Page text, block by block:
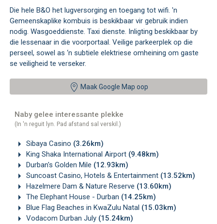
Die hele B&O het lugversorging en toegang tot wifi. 'n
Gemeenskaplike kombuis is beskikbaar vir gebruik indien
nodig. Wasgoeddienste. Taxi dienste. Inligting beskikbaar by
die lessenaar in die voorportaal. Veilige parkeerplek op die
perseel, sowel as ‘n subtiele elektriese omheining om gaste
se veiligheid te verseker.
Maak Google Map oop
Naby gelee interessante plekke
(In 'n reguit lyn. Pad afstand sal verskil.)
Sibaya Casino (3.26km)
King Shaka International Airport (9.48km)
Durban's Golden Mile (12.93km)
Suncoast Casino, Hotels & Entertainment (13.52km)
Hazelmere Dam & Nature Reserve (13.60km)
The Elephant House - Durban (14.25km)
Blue Flag Beaches in KwaZulu Natal (15.03km)
Vodacom Durban July (15.24km)